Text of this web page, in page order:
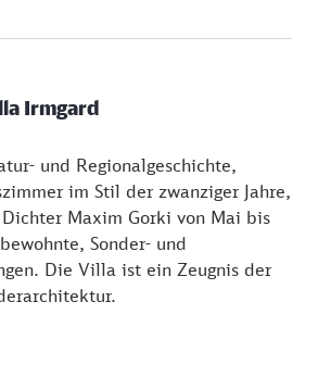
Irmgard
und Regionalgeschichte,
im Stil der zwanziger Jahre,
Maxim Gorki von Mai bis
Sonder- und
Die Villa ist ein Zeugnis der